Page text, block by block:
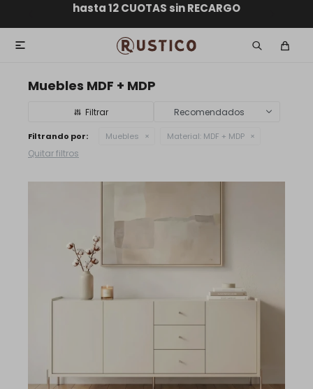
ENVÍOS A TODO EL PAÍS
GARANTÍA DE DEVOLUCIÓN
hasta 12 CUOTAS sin RECARGO
ENVÍO GRATIS dentro de MONTEVIDEO en compras

Muebles MDF + MDP
Recomendados
Filtrando por: Muebles Material: MDF + MDP
Quitar filtros